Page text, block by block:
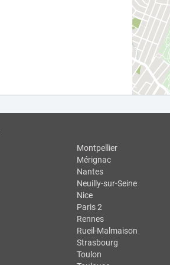
Montpellier
Mérignac
Nantes
Neuilly-sur-Seine
Nice
Paris 2
Rennes
Rueil-Malmaison
Strasbourg
Toulon